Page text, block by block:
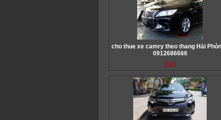
cho thue xe camry theo thang Hải
0912686666
Call